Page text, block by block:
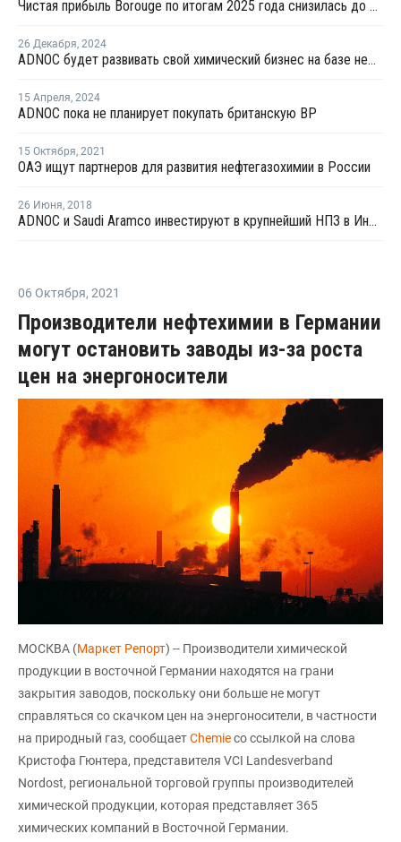
Чистая прибыль Borouge по итогам 2025 года снизилась до USD1,1 млрд
26 Декабря, 2024
ADNOC будет развивать свой химический бизнес на базе немецкой Covestro
15 Апреля, 2024
ADNOC пока не планирует покупать британскую BP
15 Октября, 2021
ОАЭ ищут партнеров для развития нефтегазохимии в России
26 Июня, 2018
ADNOC и Saudi Aramco инвестируют в крупнейший НПЗ в Индии
06 Октября, 2021
Производители нефтехимии в Германии
могут остановить заводы из-за роста
цен на энергоносители
МОСКВА (Маркет Репорт) -- Производители химической
продукции в восточной Германии находятся на грани
закрытия заводов, поскольку они больше не могут
справляться со скачком цен на энергоносители, в частности
на природный газ, сообщаетСhemieсо ссылкой на слова
Кристофа Гюнтера, представителя VCI Landesverband
Nordost, региональной торговой группы производителей
химической продукции, которая представляет 365
химических компаний в Восточной Германии.